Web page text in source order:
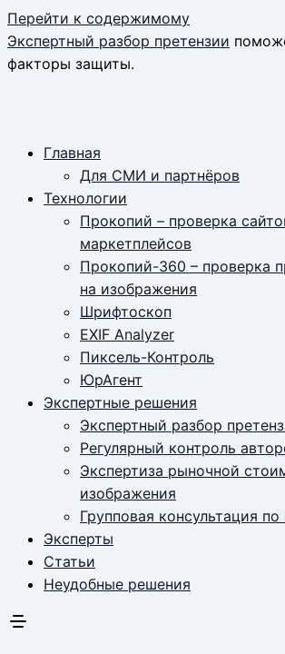
Перейти к содержимому
Экспертный разбор претензии
факторы защиты.
Главная
Для СМИ и партнёров
Технологии
Прокопий – проверка
маркетплейсов
Прокопий-360 – проверка
на изображения
Шрифтоскоп
EXIF Analyzer
Пиксель-Контроль
ЮрАгент
Экспертные решения
Экспертный разбор
Регулярный контроль
Экспертиза рыночной
изображения
Групповая консультация
Эксперты
Статьи
Неудобные решения